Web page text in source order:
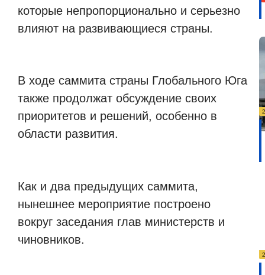
которые непропорционально и серьезно
влияют на развивающиеся страны.
В ходе саммита страны Глобального Юга
также продолжат обсуждение своих
приоритетов и решений, особенно в
области развития.
Как и два предыдущих саммита,
нынешнее мероприятие построено
вокруг заседания глав министерств и
чиновников.